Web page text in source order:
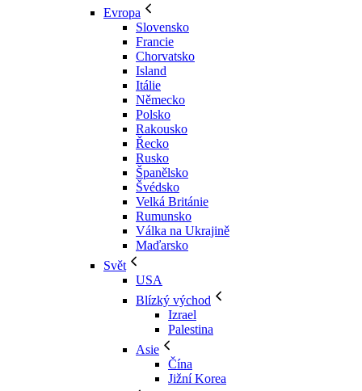
Evropa
Slovensko
Francie
Chorvatsko
Island
Itálie
Německo
Polsko
Rakousko
Řecko
Rusko
Španělsko
Švédsko
Velká Británie
Rumunsko
Válka na Ukrajině
Maďarsko
Svět
USA
Blízký východ
Izrael
Palestina
Asie
Čína
Jižní Korea